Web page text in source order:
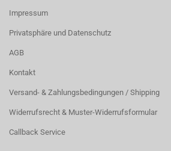
Impressum
Privatsphäre und Datenschutz
AGB
Kontakt
Versand- & Zahlungsbedingungen / Shipping
Widerrufsrecht & Muster-Widerrufsformular
Callback Service